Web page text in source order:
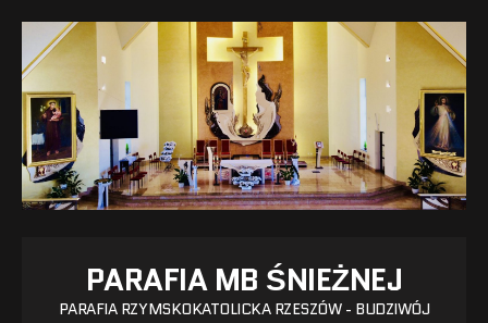
PARAFIA MB ŚNIEŻNEJ
PARAFIA RZYMSKOKATOLICKA RZESZÓW - BUDZIWÓJ